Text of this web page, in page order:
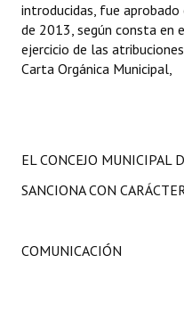
introducidas, fue
de 2013, según consta en
ejercicio de las
Carta Orgánica Municipal,
EL CONCEJO MUNICIPAL
SANCIONA CON
COMUNICACIÓN